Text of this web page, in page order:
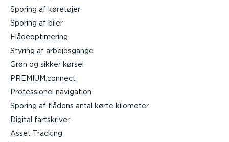
Sporing af køretøjer
Sporing af biler
Flåde­op­ti­mering
Styring af arbejds­gange
Grøn og sikker kørsel
PREMIUM.connect
Profes­sionel navigation
Sporing af flådens antal kørte kilometer
Digital fartskriver
Asset Tracking